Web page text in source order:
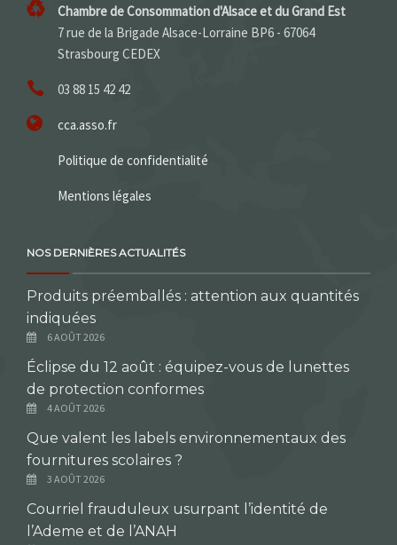
Chambre de Consommation d'Alsace et du Grand Est
7 rue de la Brigade Alsace-Lorraine BP6 - 67064
Strasbourg CEDEX
03 88 15 42 42
cca.asso.fr
Politique de confidentialité
Mentions légales
NOS DERNIÈRES ACTUALITÉS
Produits préemballés : attention aux quantités
indiquées
6 AOÛT 2026
Éclipse du 12 août : équipez-vous de lunettes
de protection conformes
4 AOÛT 2026
Que valent les labels environnementaux des
fournitures scolaires ?
3 AOÛT 2026
Courriel frauduleux usurpant l’identité de
l’Ademe et de l’ANAH